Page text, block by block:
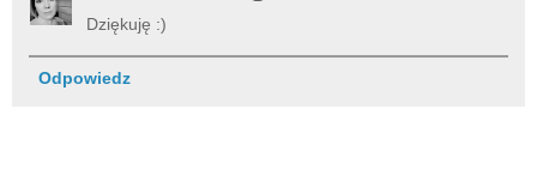
Dziękuję :)
Odpowiedz